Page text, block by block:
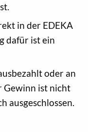
in der EDEKA
dafür ist ein
oder an
ist nicht
ausgeschlossen.